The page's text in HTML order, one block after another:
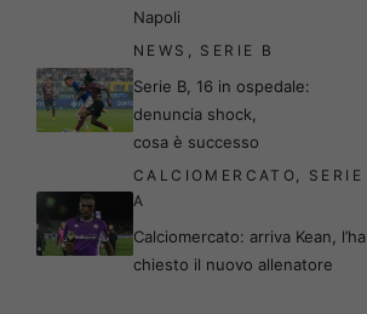
Napoli
NEWS , SERIE B
Serie B, 16 in ospedale:
denuncia shock,
cosa è successo
CALCIOMERCATO, SERIE
A
Calciomercato: arriva Kean, l’ha
chiesto il nuovo allenatore